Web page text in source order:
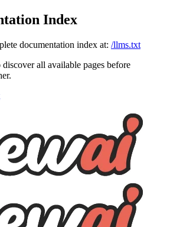
Index
documentation index at: /llms.txt
all available pages before